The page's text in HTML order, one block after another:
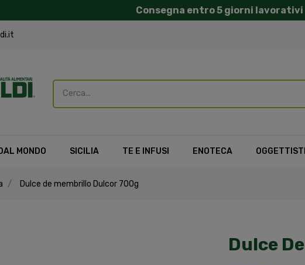
Consegna entro 5 giorni lavorativi
DAL MONDO SICILIA TE E INFUSI ENOTECA
Dulce de membrillo Dulcor 700g
Dulce